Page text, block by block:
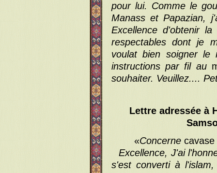
pour lui. Comme le
Manass et Papazian,
Excellence d'obtenir
respectables dont je
voulat bien soigner le
instructions par fil au
souhaiter. Veuillez....
Lettre adressée à
«Concerne cavase
Excellence, J'ai
s'est converti à